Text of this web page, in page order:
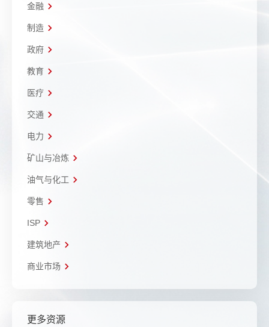
金融
制造
政府
教育
医疗
交通
电力
矿山与冶炼
油气与化工
零售
ISP
建筑地产
商业市场
更多资源